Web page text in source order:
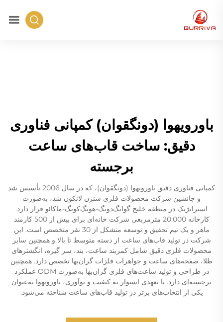
باورویهوا (دونگقوان) کمپانی فناوری
دقیق: ساخت قاب‌های ساعت
برجسته
کمپانی فناوری دقیق باورویهوا (دونگقوان)، که در سال 2006 تأسیس شد
و جانشین شرکت محصولات فلزی شنژن لانکون شد، به‌صورت
استراتژیک در منطقه خلیج گوانگ‌دونگ-هونگ‌کونگ-ماکائو قرار دارد.
کارخانه 20,000 مترمربعی شرکت خانه‌ای برای بیش از 500 کارمند
ماهر و یک تیم تحقیق و توسعه متشکل از 30 نفر متخصص است. این
شرکت در تولید قاب‌های ساعت از دسته متوسط تا بالا و همچنین سایر
محصولات فلزی دقیق شامل کمربند ساعت، بند، سر گیره، انگشترهای
طلا، صفحه‌های ساعت و جواهرات فلزات گران‌بها تخصص دارد. همچنین
در طراحی و تولید ساعت‌های فلزی گران‌بها به‌صورت ODM عملکرد
برجسته‌ای دارد. با تعهدی استوار به کیفیت و نوآوری، باورویهوا به‌عنوان
یکی از انتخاب‌های برتر در تولید قاب‌های ساعت شناخته می‌شود.